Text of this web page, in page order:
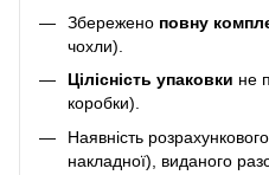
Збережено повну
чохли).
Цілісність упаковки не
коробки).
Наявність
накладної), виданого